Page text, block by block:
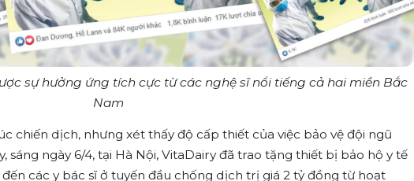
sự hưởng ứng tích cực từ các nghệ sĩ nổi tiếng cả hai miền Bắc
Nam
chiến dịch, nhưng xét thấy độ cấp thiết của việc bảo vệ đội ngũ
sáng ngày 6/4, tại Hà Nội, VitaDairy đã trao tặng thiết bị bảo hộ y tế
các y bác sĩ ở tuyến đầu chống dịch trị giá 2 tỷ đồng từ hoạt